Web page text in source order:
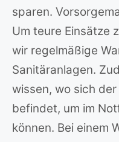
sparen.
Um teure Einsätze
wir regelmäßige
Sanitäranlagen.
wissen, wo sich
befindet, um im
können. Bei einem